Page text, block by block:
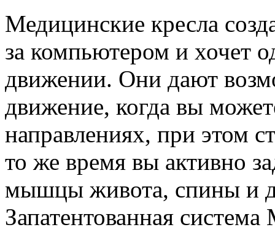
Медицинские кресла
за компьютером и хочет
движении. Они дают
движение, когда вы
направлениях, при этом
то же время вы активно
мышцы живота, спины и
Запатентованная